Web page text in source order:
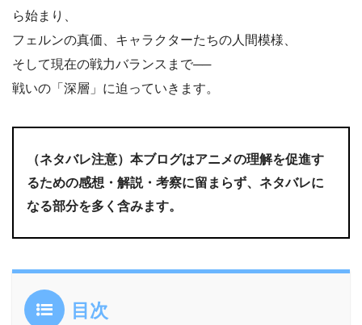
ら始まり、
フェルンの真価、キャラクターたちの人間模様、
そして現在の戦力バランスまで──
戦いの「深層」に迫っていきます。
（ネタバレ注意）本ブログはアニメの理解を促進す
るための感想・解説・考察に留まらず、ネタバレに
なる部分を多く含みます。
目次